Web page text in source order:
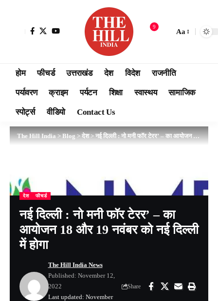
9
Aa
होम फीचर्ड उत्तराखंड देश विदेश राजनीति
पर्यावरण क्राइम पर्यटन शिक्षा स्वास्थय सामाजिक
स्पोर्ट्स वीडियो Contact Us
The Hill India>Blog>देश>नई दिल्ली : नो मनी फॉर टेरर’ – का आयोजन 18 और 19 नवंबर को नई दिल्ली में होगा
देश फीचर्ड
नई दिल्ली : नो मनी फॉर टेरर’ – का
आयोजन 18 और 19 नवंबर को नई दिल्ली
में होगा
Last updated: November
The Hill India News
Published: November 12,
2022
Share